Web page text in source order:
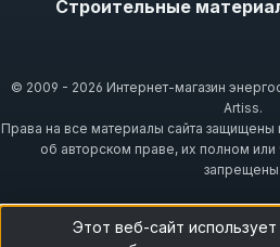
Строительные
© 2009 - 2026 Интернет-магазин
Artiss.
Права на все материалы сайта
об авторском праве, их полном или
запрещены.
Этот веб-сайт